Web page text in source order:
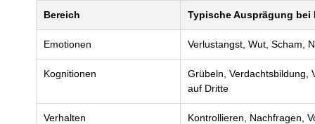
Bereich Typische Ausprägung bei
Emotionen Verlustangst, Wut, Scham,
Kognitionen
Grübeln, Verdachtsbildung,
auf Dritte
Verhalten
Kontrollieren, Nachfragen,